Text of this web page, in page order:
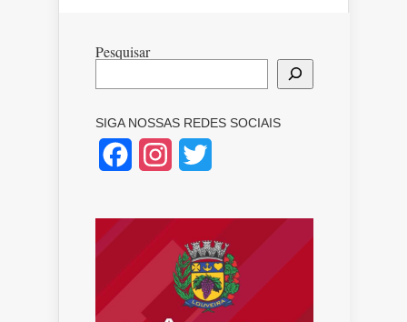
Pesquisar
SIGA NOSSAS REDES SOCIAIS
FacebookInstagram